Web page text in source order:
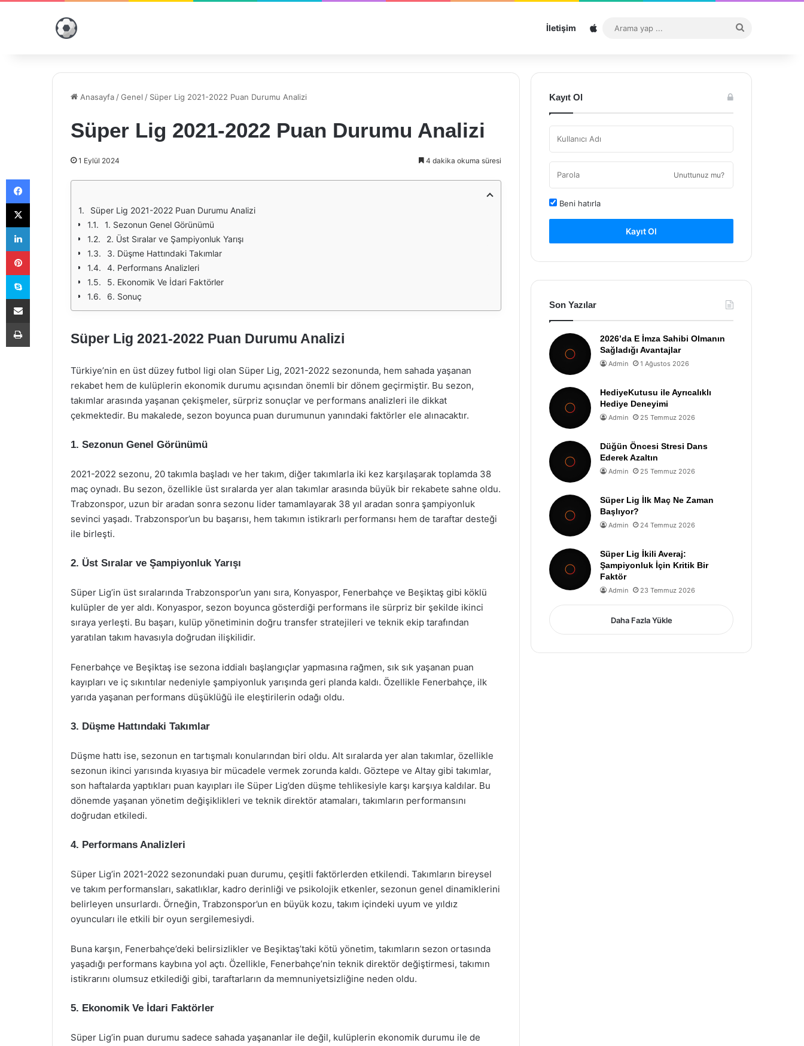
İletişim Sitemap
...
Anasayfa /Genel / Süper Lig 2021-2022 Puan Durumu Analizi
Süper Lig 2021-2022 Puan Durumu Analizi
1 Eylül 2024 4 dakika okuma süresi
Süper Lig 2021-2022 Puan Durumu Analizi
1. Sezonun Genel Görünümü
2. Üst Sıralar ve Şampiyonluk Yarışı
3. Düşme Hattındaki Takımlar
4. Performans Analizleri
5. Ekonomik Ve İdari Faktörler
6. Sonuç
Süper Lig 2021-2022 Puan Durumu Analizi
Türkiye’nin en üst düzey futbol ligi olan Süper Lig, 2021-2022 sezonunda, hem sahada yaşanan
rekabet hem de kulüplerin ekonomik durumu açısından önemli bir dönem geçirmiştir. Bu sezon,
takımlar arasında yaşanan çekişmeler, sürpriz sonuçlar ve performans analizleri ile dikkat
çekmektedir. Bu makalede, sezon boyunca puan durumunun yanındaki faktörler ele alınacaktır.
1. Sezonun Genel Görünümü
2021-2022 sezonu, 20 takımla başladı ve her takım, diğer takımlarla iki kez karşılaşarak toplamda 38
maç oynadı. Bu sezon, özellikle üst sıralarda yer alan takımlar arasında büyük bir rekabete sahne oldu.
Trabzonspor, uzun bir aradan sonra sezonu lider tamamlayarak 38 yıl aradan sonra şampiyonluk
sevinci yaşadı. Trabzonspor’un bu başarısı, hem takımın istikrarlı performansı hem de taraftar desteği
ile birleşti.
2. Üst Sıralar ve Şampiyonluk Yarışı
Süper Lig’in üst sıralarında Trabzonspor’un yanı sıra, Konyaspor, Fenerbahçe ve Beşiktaş gibi köklü
kulüpler de yer aldı. Konyaspor, sezon boyunca gösterdiği performans ile sürpriz bir şekilde ikinci
sıraya yerleşti. Bu başarı, kulüp yönetiminin doğru transfer stratejileri ve teknik ekip tarafından
yaratılan takım havasıyla doğrudan ilişkilidir.
Fenerbahçe ve Beşiktaş ise sezona iddialı başlangıçlar yapmasına rağmen, sık sık yaşanan puan
kayıpları ve iç sıkıntılar nedeniyle şampiyonluk yarışında geri planda kaldı. Özellikle Fenerbahçe, ilk
yarıda yaşanan performans düşüklüğü ile eleştirilerin odağı oldu.
3. Düşme Hattındaki Takımlar
Düşme hattı ise, sezonun en tartışmalı konularından biri oldu. Alt sıralarda yer alan takımlar, özellikle
sezonun ikinci yarısında kıyasıya bir mücadele vermek zorunda kaldı. Göztepe ve Altay gibi takımlar,
son haftalarda yaptıkları puan kayıpları ile Süper Lig’den düşme tehlikesiyle karşı karşıya kaldılar. Bu
dönemde yaşanan yönetim değişiklikleri ve teknik direktör atamaları, takımların performansını
doğrudan etkiledi.
4. Performans Analizleri
Süper Lig’in 2021-2022 sezonundaki puan durumu, çeşitli faktörlerden etkilendi. Takımların bireysel
ve takım performansları, sakatlıklar, kadro derinliği ve psikolojik etkenler, sezonun genel dinamiklerini
belirleyen unsurlardı. Örneğin, Trabzonspor’un en büyük kozu, takım içindeki uyum ve yıldız
oyuncuları ile etkili bir oyun sergilemesiydi.
Buna karşın, Fenerbahçe’deki belirsizlikler ve Beşiktaş’taki kötü yönetim, takımların sezon ortasında
yaşadığı performans kaybına yol açtı. Özellikle, Fenerbahçe’nin teknik direktör değiştirmesi, takımın
istikrarını olumsuz etkilediği gibi, taraftarların da memnuniyetsizliğine neden oldu.
5. Ekonomik Ve İdari Faktörler
Süper Lig’in puan durumu sadece sahada yaşananlar ile değil, kulüplerin ekonomik durumu ile de
Kayıt Ol
Unuttunuz mu?
Beni hatırla
Kayıt Ol
Son Yazılar
2026’da E İmza Sahibi Olmanın
Sağladığı Avantajlar
Admin 1 Ağustos 2026
HediyeKutusu ile Ayrıcalıklı
Hediye Deneyimi
Admin 25 Temmuz 2026
Düğün Öncesi Stresi Dans
Ederek Azaltın
Admin 25 Temmuz 2026
Süper Lig İlk Maç Ne Zaman
Başlıyor?
Admin 24 Temmuz 2026
Süper Lig İkili Averaj:
Şampiyonluk İçin Kritik Bir
Faktör
Admin 23 Temmuz 2026
Daha Fazla Yükle
Facebook
X
LinkedIn
Pinterest
Skype
E-Posta ile paylaş